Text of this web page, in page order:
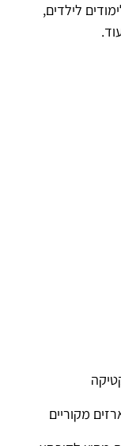
לילדים,
מקוריים